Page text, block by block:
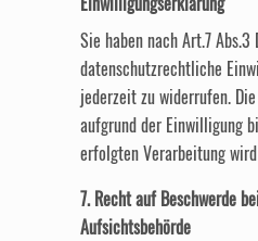
Sie haben nach Art.7 Abs.3
datenschutzrechtliche
jederzeit zu widerrufen.
aufgrund der Einwilligung
erfolgten Verarbeitung
7. Recht auf Beschwerde
Aufsichtsbehörde